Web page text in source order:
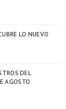
LO NUEVO
DEL
AGOSTO